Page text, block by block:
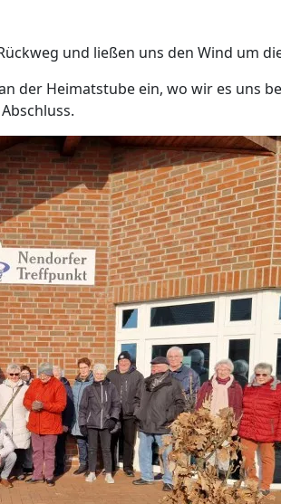
und ließen uns den Wind um
der Heimatstube ein, wo wir es uns